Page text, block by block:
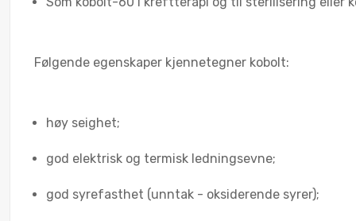
Følgende egenskaper kjennetegner kobolt:
høy seighet;
god elektrisk og termisk ledningsevne;
god syrefasthet (unntak - oksiderende syrer);